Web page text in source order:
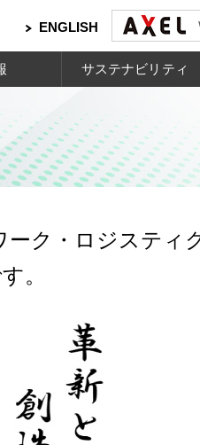
ENGLISH
サステナビリティ
ク・ロジスティ
。